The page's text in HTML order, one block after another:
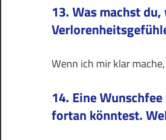
13. Was machst
Wenn ich mir klar
14. Eine
fortan könntest.